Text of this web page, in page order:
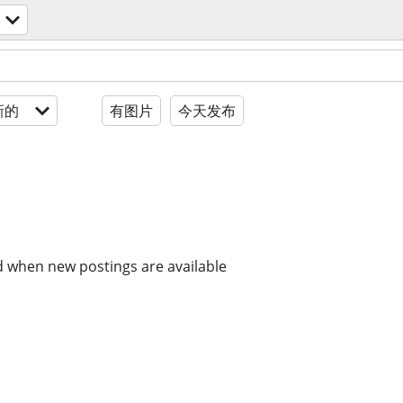
的 有图片 今天发布
new postings are available